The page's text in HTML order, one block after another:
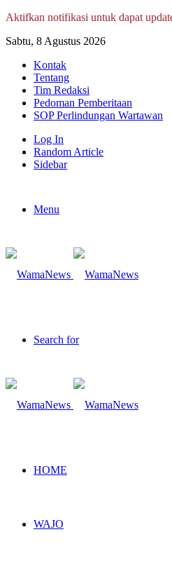
Aktifkan notifikasi untuk dapat
Sabtu, 8 Agustus 2026
Kontak
Tentang
Tim Redaksi
Pedoman Pemberitaan
SOP Perlindungan Wartawan
Log In
Random Article
Sidebar
Menu
Search for
HOME
WAJO